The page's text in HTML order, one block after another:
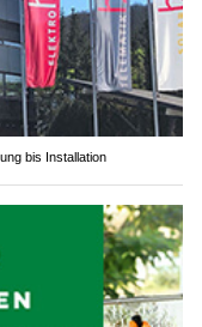
bis Installation